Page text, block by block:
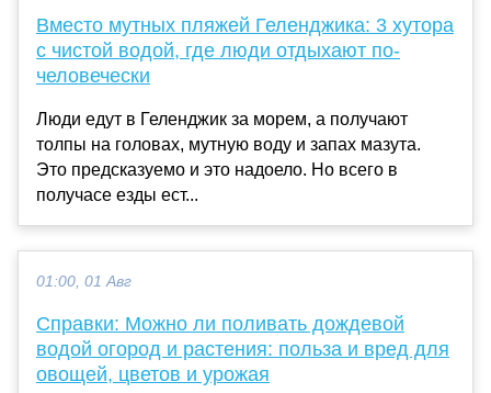
Вместо мутных пляжей Геленджика: 3 хутора
с чистой водой, где люди отдыхают по-
человечески
Люди едут в Геленджик за морем, а получают
толпы на головах, мутную воду и запах мазута.
Это предсказуемо и это надоело. Но всего в
получасе езды ест...
01:00, 01 Авг
Справки: Можно ли поливать дождевой
водой огород и растения: польза и вред для
овощей, цветов и урожая